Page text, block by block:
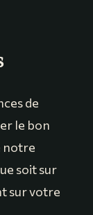
de
le bon
notre
soit sur
sur votre